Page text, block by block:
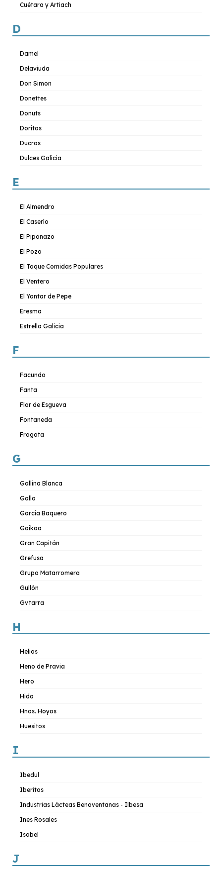
Cuétara y Artiach
D
Damel
Delaviuda
Don Simon
Donettes
Donuts
Doritos
Ducros
Dulces Galicia
E
El Almendro
El Caserío
El Piponazo
El Pozo
El Toque Comidas Populares
El Ventero
El Yantar de Pepe
Eresma
Estrella Galicia
F
Facundo
Fanta
Flor de Esgueva
Fontaneda
Fragata
G
Gallina Blanca
Gallo
García Baquero
Goikoa
Gran Capitán
Grefusa
Grupo Matarromera
Gullón
Gvtarra
H
Helios
Heno de Pravia
Hero
Hida
Hnos. Hoyos
Huesitos
I
Ibedul
Iberitos
Industrias Lácteas Benaventanas - Ilbesa
Ines Rosales
Isabel
J